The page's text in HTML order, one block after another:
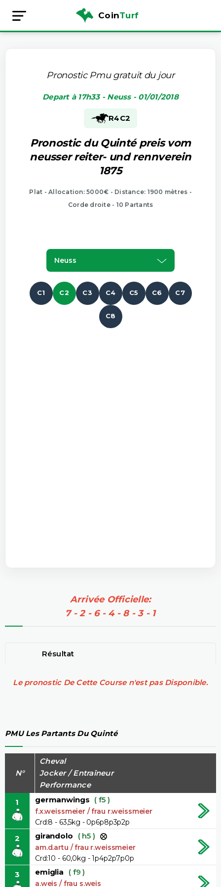
CoinTurf
Pronostic Pmu gratuit du jour
Depart à 17h33 - Neuss - 01/01/2018
R4C2
Pronostic du Quinté preis vom
neusser reiter- und rennverein
1875
Plat - Allocation: 5000€ - Distance: 1900 mètres -
Corde droite - 10 Partants
Neuss
C1 C2 C3 C4 C5 C6 C7
C8
Arrivée Officielle:
7 - 2 - 6 - 4 - 8 - 3 - 1
Résultat
Le pronostic De Cette Course n'est pas Disponible.
PMU Les Partants Du Quinté
N°
Cheval
Jocker / Entraîneur
Performance
1
germanwings ( f5 )
f.x.weissmeier / frau r.weissmeier
Crd:8 - 63,5kg - 0p6p8p3p2p
2 girandolo ( h5 )
am.d.artu / frau r.weissmeier
Crd:10 - 60,0kg - 1p4p2p7p0p
3 emiglia ( f9 )
a.weis / frau s.weis